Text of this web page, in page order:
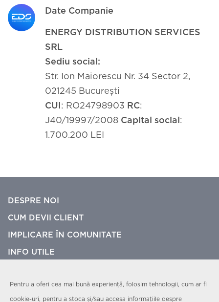
Pentru a oferi cea mai bună experiență, folosim tehnologii, cum ar fi
cookie-uri, pentru a stoca și/sau accesa informațiile despre
Date Companie
ENERGY DISTRIBUTION SERVICES
SRL
Sediu social:
Str. Ion Maiorescu Nr. 34 Sector 2,
021245 București
CUI: RO24798903 RC:
J40/19997/2008 Capital social:
1.700.200 LEI
DESPRE NOI
CUM DEVII CLIENT
IMPLICARE ÎN COMUNITATE
INFO UTILE
Politică de confidențialitate